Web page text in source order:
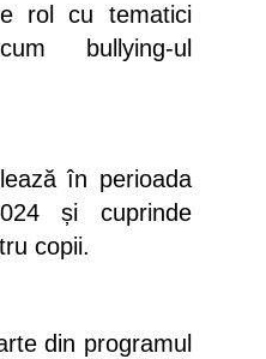
rol cu tematici
bullying-ul
în perioada
și cuprinde
copii.
din programul